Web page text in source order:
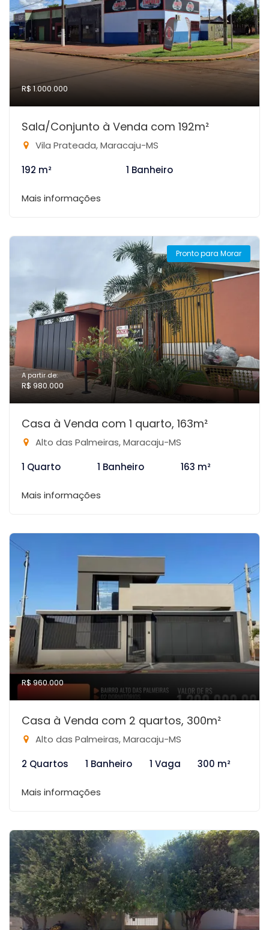
R$ 1.000.000
Sala/Conjunto à Venda com 192m²
Vila Prateada, Maracaju-MS
192 m²
1 Banheiro
Mais informações
Pronto para Morar
A partir de:
R$ 980.000
Casa à Venda com 1 quarto, 163m²
Alto das Palmeiras, Maracaju-MS
1 Quarto
1 Banheiro 163 m²
Mais informações
R$ 960.000
Casa à Venda com 2 quartos, 300m²
Alto das Palmeiras, Maracaju-MS
2 Quartos
1 Banheiro 1 Vaga 300 m²
Mais informações